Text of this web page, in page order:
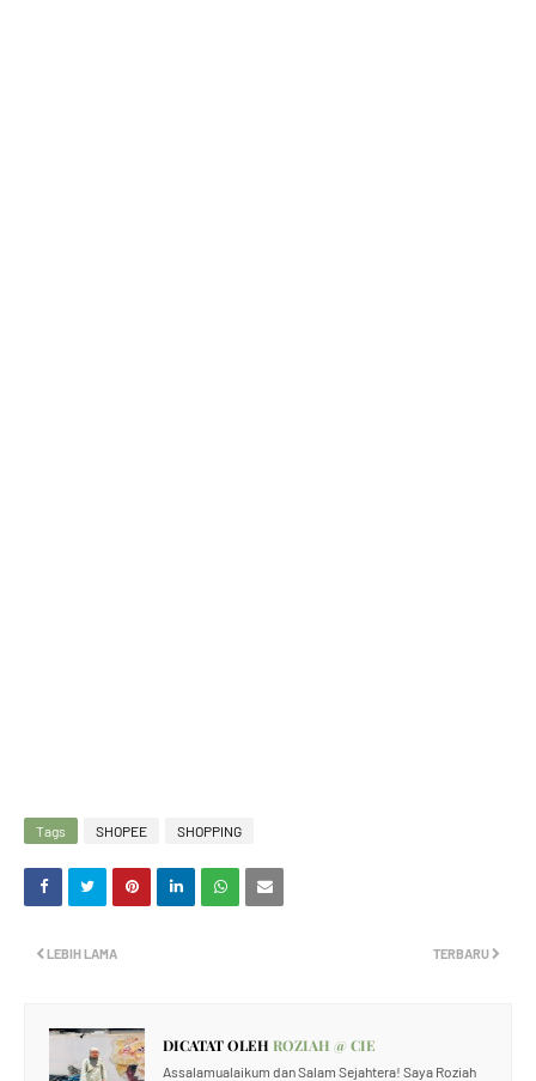
Tags SHOPEE SHOPPING
TERBARU
LEBIH LAMA
DICATAT OLEH ROZIAH @ CIE
Assalamualaikum dan Salam Sejahtera! Saya Roziah